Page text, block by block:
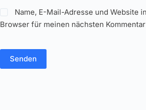
Name, E-Mail-Adresse und Website
Browser für meinen nächsten
Senden